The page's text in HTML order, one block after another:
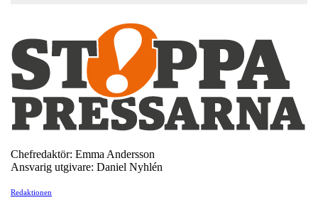
Chefredaktör: Emma Andersson
Ansvarig utgivare: Daniel Nyhlén
Redaktionen